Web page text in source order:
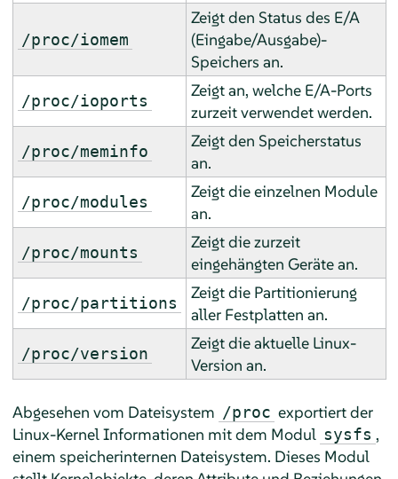
/proc/iomem
Zeigt den Status des E/A
(Eingabe/Ausgabe)-
Speichers an.
/proc/ioports
Zeigt an, welche E/A-Ports
zurzeit verwendet werden.
/proc/meminfo
Zeigt den Speicherstatus
an.
/proc/modules
Zeigt die einzelnen Module
an.
/proc/mounts
Zeigt die zurzeit
eingehängten Geräte an.
/proc/partitions
Zeigt die Partitionierung
aller Festplatten an.
/proc/version
Zeigt die aktuelle Linux-
Version an.
Abgesehen vom Dateisystem /proc exportiert der
Linux-Kernel Informationen mit dem Modul sysfs ,
einem speicherinternen Dateisystem. Dieses Modul